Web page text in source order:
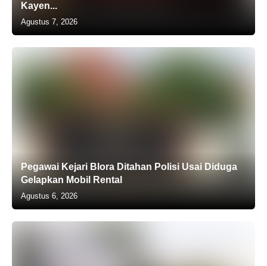
Kayen...
Agustus 7, 2026
Pegawai Kejari Blora Ditahan Polisi Usai Diduga
Gelapkan Mobil Rental
Agustus 6, 2026